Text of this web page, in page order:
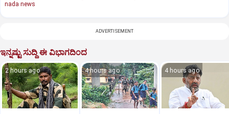
nada news
ADVERTISEMENT
ಇನ್ನಷ್ಟು ಸುದ್ದಿ ಈ ವಿಭಾಗದಿಂದ
2 hours ago 4 hours ago 4 hours ago